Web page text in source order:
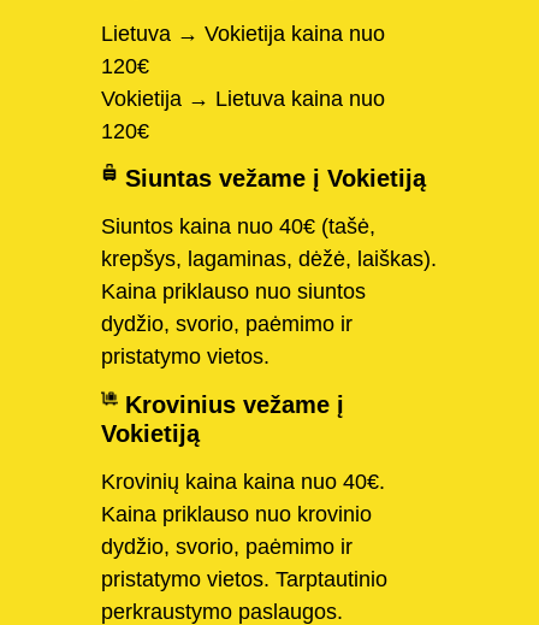
Lietuva → Vokietija kaina nuo
120€
Vokietija → Lietuva kaina nuo
120€
Siuntas vežame į Vokietiją
Siuntos kaina nuo 40€ (tašė,
krepšys, lagaminas, dėžė, laiškas).
Kaina priklauso nuo siuntos
dydžio, svorio, paėmimo ir
pristatymo vietos.
Krovinius vežame į
Vokietiją
Krovinių kaina kaina nuo 40€.
Kaina priklauso nuo krovinio
dydžio, svorio, paėmimo ir
pristatymo vietos. Tarptautinio
perkraustymo paslaugos.